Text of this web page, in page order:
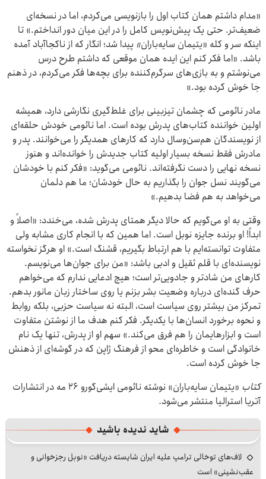
«مدام داشتم همان کتاب اول را بازنویسی می‌کردم، اما در نسخه‌ای
ضعیف‌تر. حتی یک پیش‌نویس کامل را در این میان دور انداختم.» تا
اینکه سر و کله «یتیمان سایه‌باران» پیدا شد؛ انگار که از ناکجاآباد آمده
باشد. «اما فکر کنم این ایده همان موقعی که داشتم طرح درس
می‌نوشتم و به بازی‌های سرگرم‌کننده برای بچه‌ها فکر می‌کردم، در ذهنم
جا خوش کرده بود.»
مادر نائومی که چشمان تیزبینی برای غلط‌گیری نگارشی دارد، همیشه
اولین خواننده کتاب‌های پدرش بوده است. اما نائومی خودش حلقه‌ای
از نویسندگان هم‌سن‌وسال دارد که کارهای همدیگر را می‌خوانند. پدر و
مادرش فقط نسخه بسیار اولیه کتاب جدیدش را خوانده‌اند و هنوز
نسخه نهایی را دست نگرفته‌اند. نائومی می‌گوید: «فکر کنم با خودشان
می‌گویند نسل جوان را بگذاریم به حال خودشان؛ ما هم دلمان
می‌خواهد به هم فضا بدهیم.»
وقتی به او می‌گویم که حالا دیگر همتای پدرش شده، می‌خندد: «اصلاً و
ابداً! او برنده جایزه نوبل است. اما همین که با انجام کاری مشابه ولی
متفاوت توانسته‌ایم با هم ارتباط بگیریم، قشنگ است.» او هرگز نخواسته
نویسنده‌ای با قلم ثقیل و ادبی باشد: «من برای جوان‌ها می‌نویسم.
کارهای من شادتر و جادویی‌تر است؛ هیچ ادعایی ندارم که می‌خواهم
حرف گنده‌ای درباره وضعیت بشر بزنم یا روی ساختار زبان مانور بدهم.
تمرکز من بیشتر روی سیاست است، البته نه سیاست حزبی، بلکه روابط
و نحوه برخورد انسان‌ها با یکدیگر. فکر کنم هدف ما از نوشتن متفاوت
است و ابزارهایمان را هم فرق می‌کند.» سهم او از پدرش، تنها یک نام
خانوادگی است و خاطره‌ای محو از فرهنگ ژاپن که در گوشه‌ای از ذهنش
جا خوش کرده است.
کتاب
«یتیمان سایه‌باران» نوشته نائومی ایشی‌گورو ۲۶ مه در انتشارات
آتریا استرالیا منتشر می‌شود.
شاید ندیده باشید
لاف‌های توخالی ترامپ علیه ایران شایسته دریافت «نوبل رجزخوانی و
عقب‌نشینی» است